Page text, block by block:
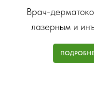
Врач-
лазерным и